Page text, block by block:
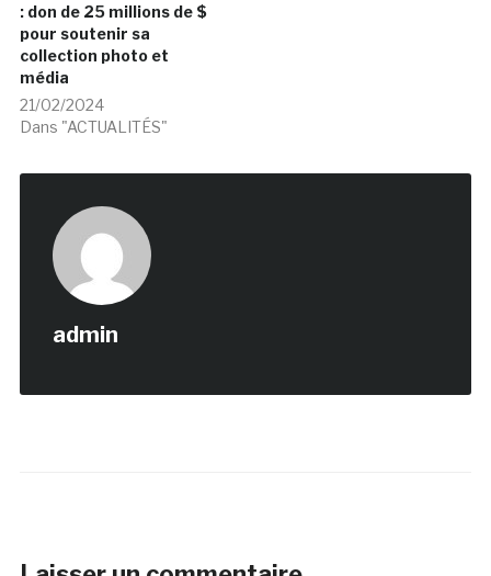
: don de 25 millions de $
pour soutenir sa
collection photo et
média
21/02/2024
Dans "ACTUALITÉS"
admin